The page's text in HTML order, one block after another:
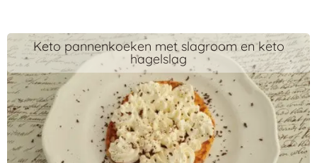
Keto pannenkoeken met slagroom en keto
hagelslag